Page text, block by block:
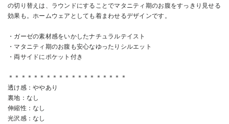
の切り替えは、ラウンドにすることでマタニティ期のお腹をすっきり見せる
効果も。ホームウェアとしても着まわせるデザインです。
・ガーゼの素材感をいかしたナチュラルテイスト
・マタニティ期のお腹も安心なゆったりシルエット
・両サイドにポケット付き
＊＊＊＊＊＊＊＊＊＊＊＊＊＊＊＊＊＊＊
透け感：ややあり
裏地：なし
伸縮性：なし
光沢感：なし